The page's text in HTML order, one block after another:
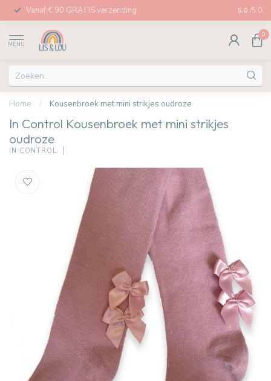
Vanaf € 90 GRATIS verzending Afhalen
5.0 /5.0
MENU
0
Home / Kousenbroek met mini strikjes oudroze
In Control Kousenbroek met mini strikjes
oudroze
IN CONTROL